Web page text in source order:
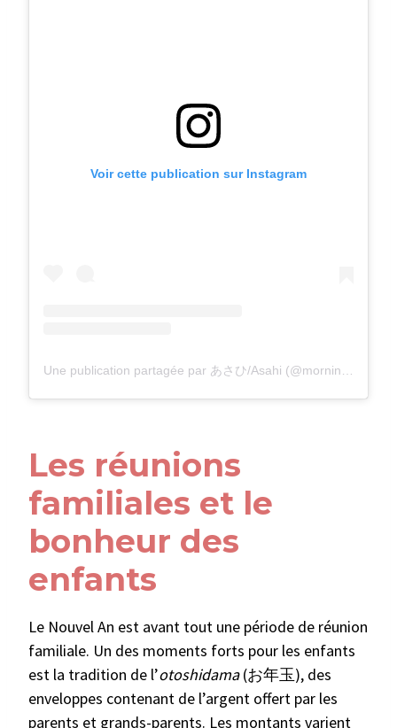
Voir cette publication sur Instagram
Les réunions
familiales et le
bonheur des
enfants
Le Nouvel An est avant tout une période de réunion
familiale. Un des moments forts pour les enfants
est la tradition de l’otoshidama(お年玉), des
enveloppes contenant de l’argent offert par les
parents et grands-parents. Les montants varient